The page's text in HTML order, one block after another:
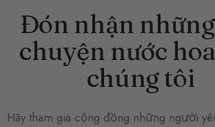
Đón nhận
chuyện nước
chúng tôi
Hãy tham gia cộng đồng những người